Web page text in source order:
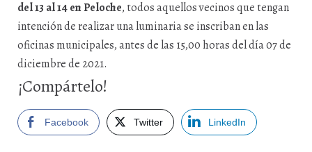
del 13 al 14 en Peloche, todos aquellos vecinos que tengan
intención de realizar una luminaria se inscriban en las
oficinas municipales, antes de las 15,00 horas del día 07 de
diciembre de 2021.
¡Compártelo!
Facebook Twitter LinkedIn